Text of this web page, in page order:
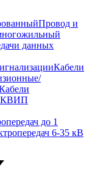
Провод и
данных
Кабели
КВИП
до 1
6-35 кВ